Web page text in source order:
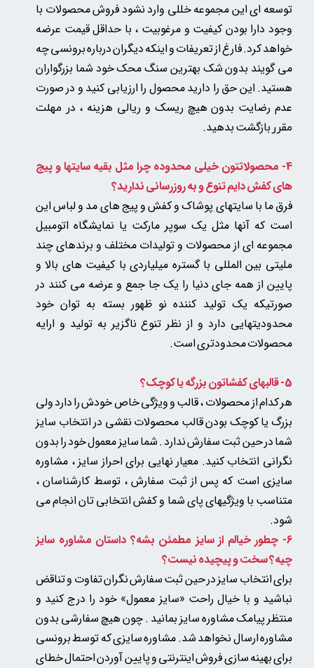
توسعه ای این مجموعه خللی وارد نشود فروش محصولات با
وجود دارا بودن کیفیت و مرغوبیت ، با حداقل قیمت عرضه
خواهد کرد. فارغ از تعریفات و اینکه دیگران درباره برونسی چه
می گویند بدون شک بهترین سنگ محک خود شما بزرگواران
هستید. این حق را دارید محصول را ارزیابی کنید و در صورت
عدم رضایت بدون هیچ ریسک و ریالی هزینه ، در مهلت
مقرر بازگشت بدهید.
4- محصولاتتون خیلی محدوده چرا مثل بقیه سایتها و پیج
های کفش دایم تنوع و به روزرسانی ندارید؟
فرق ما با سایتهای پوشاک و کفش و پیج های مد و لباس این
است که آنها مثل یک سوپر مارکت یا نمایشگاه اتومبیل
مجموعه ای از محصولات و تولیدات مختلف و برندهای چند
ملیتی بین المللی با گستره میلیاردی با کیفیت های بالا و
پایین از همه جای دنیا را یک جا جمع و عرضه می کنند در
صورتیکه یک تولید کننده نو ظهور بسته به توان خود
محدودیتهایی دارد و از نظر تنوع ناگزیر به تولید و ارایه
محصولات محدودتری است.
5- قالبهای کفشاتون بزرگه یا کوچک؟
هر کدام از محصولات ، قالب و ویژگی خاص خودش را دارد ولی
بزرگ یا کوچک بودن قالب محصولات نقشی در انتخاب سایز
شما در حین ثبت سفارش ندارد . شما سایز معمول خود را بدون
نگرانی انتخاب کنید. معیار نهایی برای احراز سایز ، مشاوره
سایزی است که پس از ثبت سفارش ، توسط کارشناسان ،
متناسب با ویژگیهای پای شما و کفش انتخابی تان انجام می
شود.​​​​​​​
6- چطور خیالم از سایز مطمئن بشه؟ داستان مشاوره سایز
چیه؟ سخت و پیچیده نیست؟
برای انتخاب سایز در حین ثبت سفارش نگران تفاوت و تناقض
نباشید و با خیال راحت «سایز معمول» خود را درج کنید و
منتظر پیامک مشاوره سایز بمانید . چونهیچ سفارشی بدون
مشاوره ارسال نخواهد شد.مشاوره سایزی که توسط برونسی
برای بهینه سازی فروش اینترنتی و پایین آوردن احتمال خطای